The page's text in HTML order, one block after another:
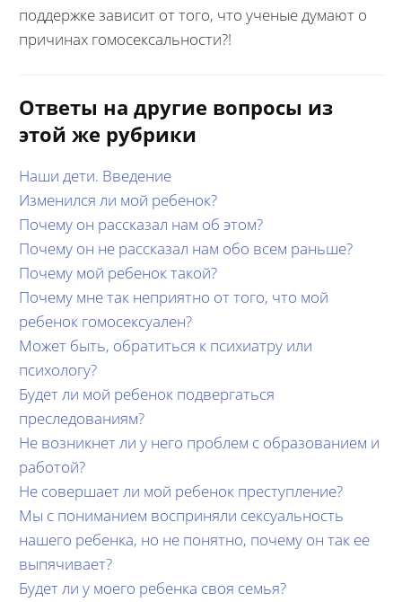
поддержке зависит от того, что ученые думают о
причинах гомосексальности?!
Ответы на другие вопросы из
этой же рубрики
Наши дети. Введение
Изменился ли мой ребенок?
Почему он рассказал нам об этом?
Почему он не рассказал нам обо всем раньше?
Почему мой ребенок такой?
Почему мне так неприятно от того, что мой
ребенок гомосексуален?
Может быть, обратиться к психиатру или
психологу?
Будет ли мой ребенок подвергаться
преследованиям?
Не возникнет ли у него проблем с образованием и
работой?
Не совершает ли мой ребенок преступление?
Мы с пониманием восприняли сексуальность
нашего ребенка, но не понятно, почему он так ее
выпячивает?
Будет ли у моего ребенка своя семья?